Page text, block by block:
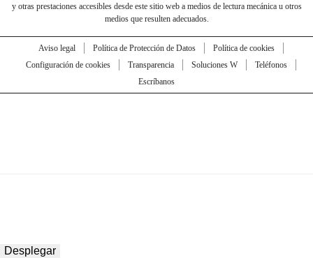
y otras prestaciones accesibles desde este sitio web a medios de lectura mecánica u otros
medios que resulten adecuados.
Aviso legal Política de Protección de Datos
Política de cookies
Configuración de cookies
Transparencia Soluciones W
Teléfonos
Escríbanos
Desplegar